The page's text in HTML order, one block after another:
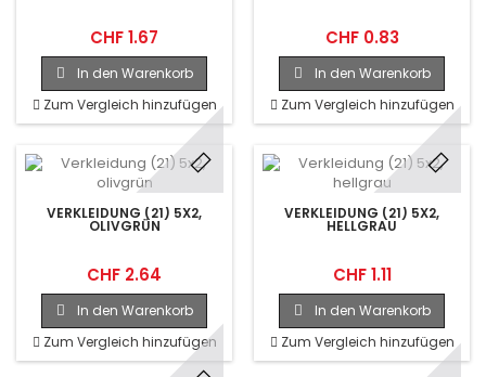
CHF 1.67
In den Warenkorb
Zum Vergleich hinzufügen
CHF 0.83
In den Warenkorb
Zum Vergleich hinzufügen
VERKLEIDUNG (21) 5X2,
OLIVGRÜN
CHF 2.64
In den Warenkorb
Zum Vergleich hinzufügen
VERKLEIDUNG (21) 5X2,
HELLGRAU
CHF 1.11
In den Warenkorb
Zum Vergleich hinzufügen